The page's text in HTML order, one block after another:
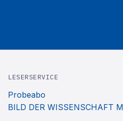
LESERSERVICE
Probeabo
BILD DER WISSENSCHAFT